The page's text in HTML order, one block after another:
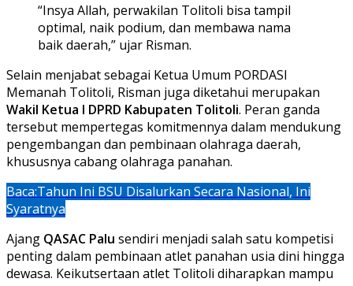
“Insya Allah, perwakilan Tolitoli bisa tampil
optimal, naik podium, dan membawa nama
baik daerah,” ujar Risman.
Selain menjabat sebagai Ketua Umum PORDASI
Memanah Tolitoli, Risman juga diketahui merupakan
Wakil Ketua I DPRD Kabupaten Tolitoli. Peran ganda
tersebut mempertegas komitmennya dalam mendukung
pengembangan dan pembinaan olahraga daerah,
khususnya cabang olahraga panahan.
Baca:Tahun Ini BSU Disalurkan Secara Nasional, Ini
Syaratnya
Ajang QASAC Palu sendiri menjadi salah satu kompetisi
penting dalam pembinaan atlet panahan usia dini hingga
dewasa. Keikutsertaan atlet Tolitoli diharapkan mampu